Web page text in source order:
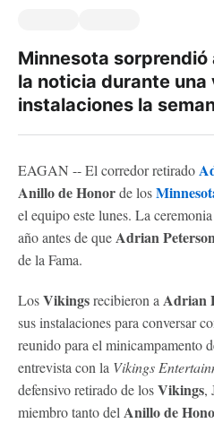
Minnesota
la noticia durante una
instalaciones la
EAGAN -- El corredor retirado
Anillo de Honorde los
el equipo este lunes. La
año antes de queAdrian
de la Fama.
LosVikingsrecibieron a Adrian
sus instalaciones para conversar
reunido para el minicampamento
entrevista con la Vikings
defensivo retirado de losVikings,
miembro tanto del Anillo de